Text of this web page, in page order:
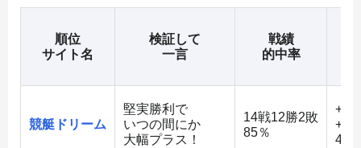
順位
サイト名
検証して
一言
戦績
的中率
競艇ドリーム
堅実勝利で
いつの間にか
大幅プラス！
14戦12勝2敗
85％
485